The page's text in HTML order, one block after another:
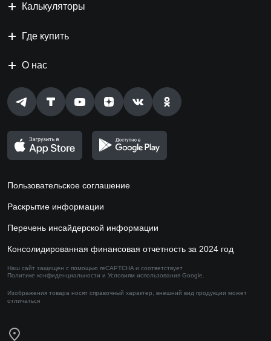
Калькуляторы
Где купить
О нас
Пользовательское соглашение
Раскрытие информации
Перечень инсайдерской информации
Консолидированная финансовая отчетность за 2024 год
Наш сайт защищен с помощью reCAPTCHA и соответствует
Политике конфиденциальности и Условиям использования Google.
Изображения товара носят справочный характер, внешний вид продукции может
отличаться